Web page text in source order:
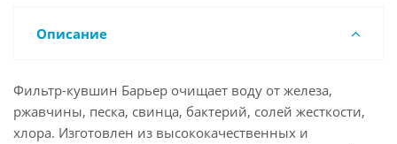
Описание
Фильтр-кувшин Барьер очищает воду от железа,
ржавчины, песка, свинца, бактерий, солей жесткости,
хлора. Изготовлен из высококачественных и